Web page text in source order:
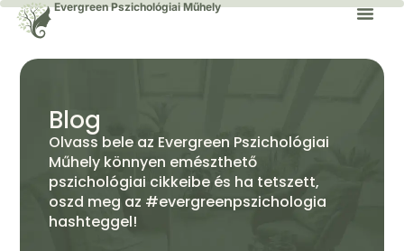
Evergreen Pszichológiai Műhely
Blog
Olvass bele az Evergreen Pszichológiai
Műhely könnyen emészthető
pszichológiai cikkeibe és ha tetszett,
oszd meg az #evergreenpszichologia
hashteggel!